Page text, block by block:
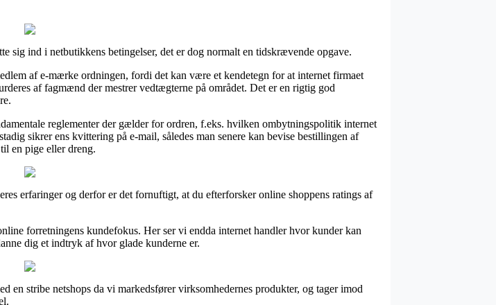
ind i netbutikkens betingelser, det er dog normalt en tidskrævende opgave.
af e-mærke ordningen, fordi det kan være et kendetegn for at internet firmaet
af fagmænd der mestrer vedtægterne på området. Det er en rigtig god
reglementer der gælder for ordren, f.eks. hvilken ombytningspolitik internet
sikrer ens kvittering på e-mail, således man senere kan bevise bestillingen af
en pige eller dreng.
erfaringer og derfor er det fornuftigt, at du efterforsker online shoppens ratings af
forretningens kundefokus. Her ser vi endda internet handler hvor kunder kan
dig et indtryk af hvor glade kunderne er.
en stribe netshops da vi markedsfører virksomhedernes produkter, og tager imod